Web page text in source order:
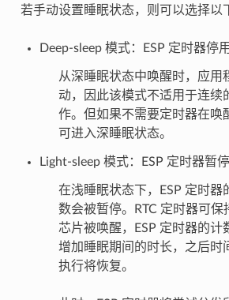
若手动设置睡眠状态，则可以选择以
Deep-sleep 模式：ESP 定时器停用
从深睡眠状态中唤醒时，应用
动，因此该模式不适用于连续
作。但如果不需要定时器在唤
可进入深睡眠状态。
Light-sleep 模式：ESP 定时器暂停
在浅睡眠状态下，ESP 定时器
数会被暂停。RTC 定时器可保
芯片被唤醒，ESP 定时器的计
增加睡眠期间的时长，之后时
执行将恢复。